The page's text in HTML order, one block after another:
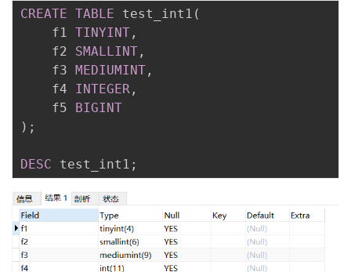
注
开
学
堂
我
的
Programs
我
持
我
的
我
CREATE TABLE test_int1 (
	f1
TINYINT ,
	f2
SMALLINT ,
	f3
MEDIUMINT ,
	f4
INTEGER ,
	f5
BIGINT
) ;
DESC test_int1 ;